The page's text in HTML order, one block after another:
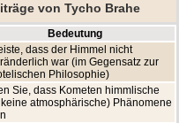
von Tycho Brahe
Bedeutung
dass der Himmel nicht
war (im Gegensatz zur
Philosophie)
Sie, dass Kometen himmlische
atmosphärische) Phänomene